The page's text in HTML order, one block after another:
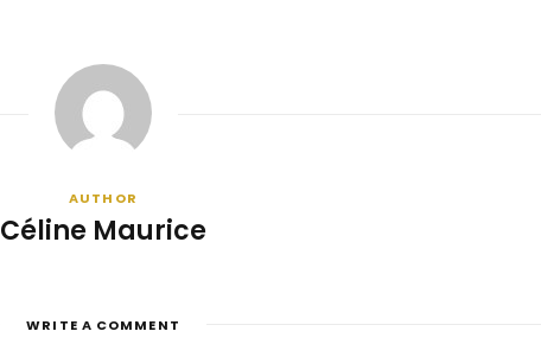
AUTHOR
Céline Maurice
WRITE A COMMENT